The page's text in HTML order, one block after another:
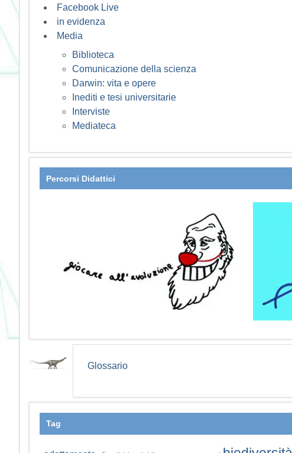
Facebook Live
in evidenza
Media
Biblioteca
Comunicazione della scienza
Darwin: vita e opere
Inediti e tesi universitarie
Interviste
Mediateca
Percorsi Didattici
Glossario
Tag